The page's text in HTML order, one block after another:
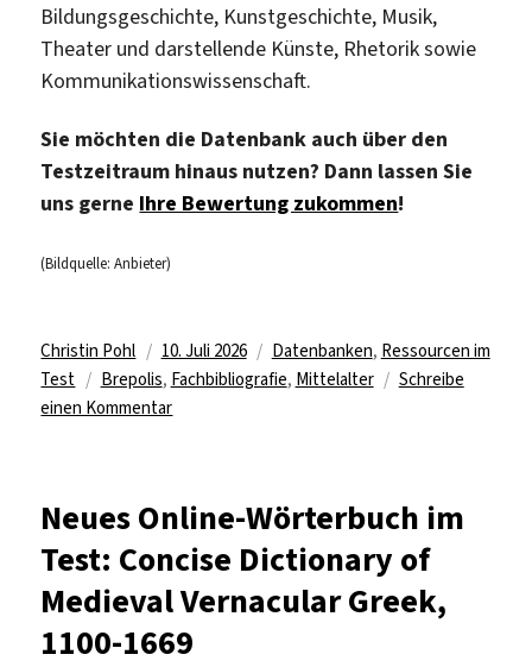
Bildungsgeschichte, Kunstgeschichte, Musik,
Theater und darstellende Künste, Rhetorik sowie
Kommunikationswissenschaft.
Sie möchten die Datenbank auch über den
Testzeitraum hinaus nutzen? Dann lassen Sie
uns gerne Ihre Bewertung zukommen!
(Bildquelle: Anbieter)
Autor
Christin Pohl
Veröffentlicht
am
10. Juli 2026 Kategorien
Datenbanken, Ressourcen im
Test
Schlagwörter
Brepolis, Fachbibliografie, Mittelalter
Schreibe
einen Kommentarzu
Medieval
Bibliography“
Neues Online-Wörterbuch im
Test: Concise Dictionary of
Medieval Vernacular Greek,
1100-1669